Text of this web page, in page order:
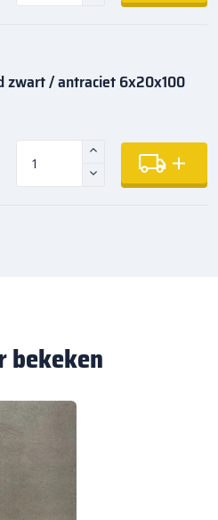
zwart / antraciet 6x20x100
bekeken